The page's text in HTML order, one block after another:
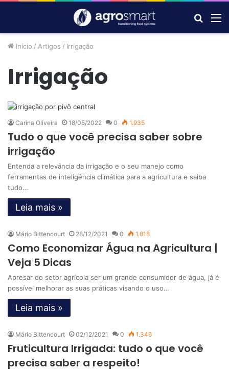
por
Início / Artigos / Irrigação
Irrigação
Carina Oliveira 18/05/2022 0 1.935
Tudo o que você precisa saber sobre
irrigação
Entenda a relevância da irrigação e o seu manejo como
ferramentas de inteligência climática para a agricultura e saiba
tudo…
Leia mais »
Mário Bittencourt 28/12/2021 0 1.818
Como Economizar Água na Agricultura |
Veja 5 Dicas
Apresar do setor agrícola ser um grande consumidor de água, já é
possível melhorar as suas práticas visando o uso…
Leia mais »
Mário Bittencourt 02/12/2021 0 1.346
Fruticultura Irrigada: tudo o que você
precisa saber a respeito!